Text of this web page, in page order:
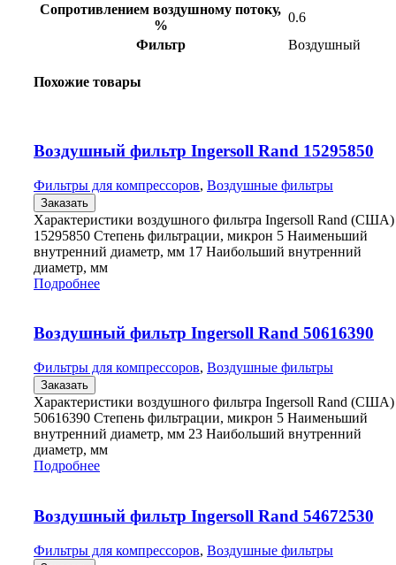
Сопротивлением воздушному потоку,
%
0.6
Фильтр
Воздушный
Похожие товары
Воздушный фильтр Ingersoll Rand 15295850
Фильтры для компрессоров, Воздушные фильтры
Заказать
Характеристики воздушного фильтра Ingersoll Rand (США)
15295850 Степень фильтрации, микрон 5 Наименьший
внутренний диаметр, мм 17 Наибольший внутренний
диаметр, мм
Подробнее
Воздушный фильтр Ingersoll Rand 50616390
Фильтры для компрессоров, Воздушные фильтры
Заказать
Характеристики воздушного фильтра Ingersoll Rand (США)
50616390 Степень фильтрации, микрон 5 Наименьший
внутренний диаметр, мм 23 Наибольший внутренний
диаметр, мм
Подробнее
Воздушный фильтр Ingersoll Rand 54672530
Фильтры для компрессоров, Воздушные фильтры